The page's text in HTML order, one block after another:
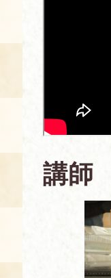
空
使
食
展
講
講師